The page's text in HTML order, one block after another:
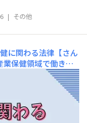
| その他
に関わる法律【さん
保健領域で働きた
学んでいただくこ
の動画では産業保健
働安全衛生法・労働
く解説していま